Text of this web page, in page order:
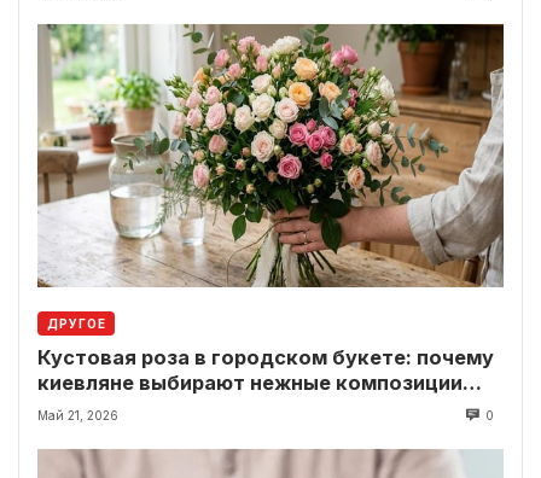
ДРУГОЕ
Кустовая роза в городском букете: почему
киевляне выбирают нежные композиции
вместо классики
Май 21, 2026 0